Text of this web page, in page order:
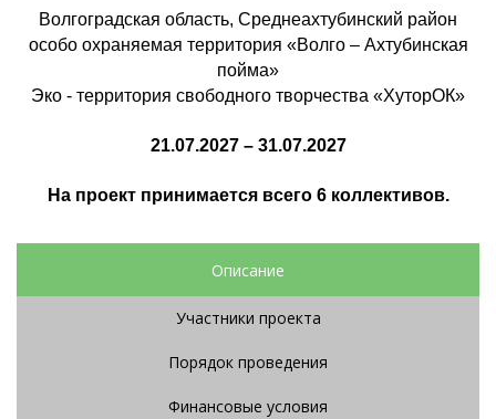
Волгоградская область, Среднеахтубинский район
особо охраняемая территория «Волго – Ахтубинская
пойма»
Эко - территория свободного творчества «ХуторОК»
21.07.2027 – 31.07.2027
На проект принимается всего 6 коллективов.
Описание
Участники проекта
Порядок проведения
Финансовые условия